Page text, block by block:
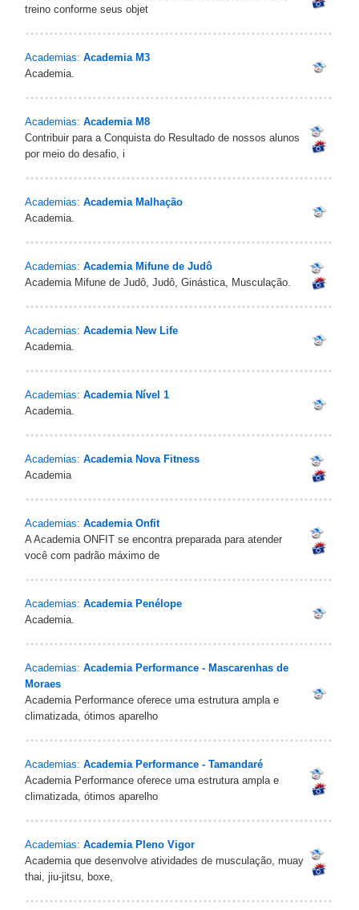
treino conforme seus objet
Academias: Academia M3
Academia.
Academias: Academia M8
Contribuir para a Conquista do Resultado de nossos alunos
por meio do desafio, i
Academias: Academia Malhação
Academia.
Academias: Academia Mifune de Judô
Academia Mifune de Judô, Judô, Ginástica, Musculação.
Academias: Academia New Life
Academia.
Academias: Academia Nível 1
Academia.
Academias: Academia Nova Fitness
Academia
Academias: Academia Onfit
A Academia ONFIT se encontra preparada para atender
você com padrão máximo de
Academias: Academia Penélope
Academia.
Academias: Academia Performance - Mascarenhas de
Moraes
Academia Performance oferece uma estrutura ampla e
climatizada, ótimos aparelho
Academias: Academia Performance - Tamandaré
Academia Performance oferece uma estrutura ampla e
climatizada, ótimos aparelho
Academias: Academia Pleno Vigor
Academia que desenvolve atividades de musculação, muay
thai, jiu-jitsu, boxe,